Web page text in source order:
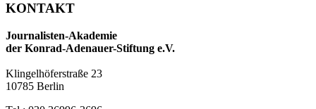
KONTAKT
Journalisten-Akademie
der Konrad-Adenauer-Stiftung e.V.
Klingelhöferstraße 23
10785 Berlin